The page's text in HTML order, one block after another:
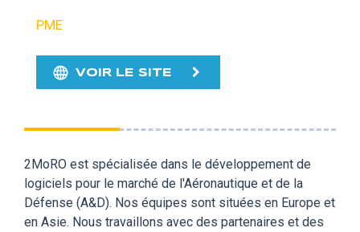
PME
VOIR LE SITE
2MoRO est spécialisée dans le développement de
logiciels pour le marché de l'Aéronautique et de la
Défense (A&D). Nos équipes sont situées en Europe et
en Asie. Nous travaillons avec des partenaires et des